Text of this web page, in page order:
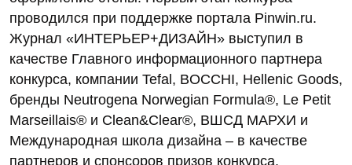
проводился при поддержке портала Pinwin.ru.
Журнал «ИНТЕРЬЕР+ДИЗАЙН» выступил в
качестве Главного информационного партнера
конкурса, компании Tefal, BOCCHI, Hellenic Goods,
бренды Neutrogena Norwegian Formula®, Le Petit
Marseillais® и Clean&Clear®, ВШСД МАРХИ и
Международная школа дизайна – в качестве
партнеров и спонсоров призов конкурса.